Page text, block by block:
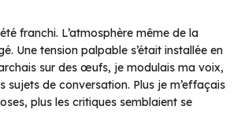
franchi. L’atmosphère même de la
Une tension palpable s’était installée en
sur des œufs, je modulais ma voix,
sujets de conversation. Plus je m’effaçais
plus les critiques semblaient se